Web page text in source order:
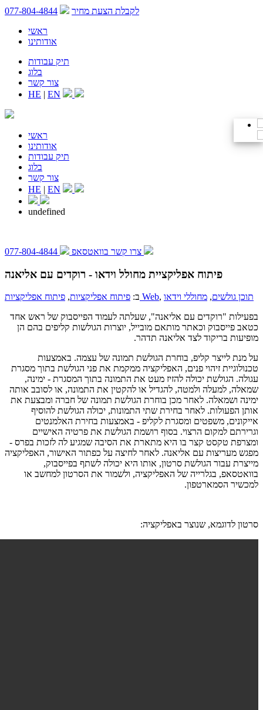
לקבלת הצעת מחיר
077-804-4844
ראשי
אודותינו
תיק עבודות
בלוג
צור קשר
HE | EN
ראשי
אודותינו
תיק עבודות
בלוג
צור קשר
HE | EN
undefined
צרו קשר בוואטסאפ 077-804-4844
פיתוח אפליקציית מחולל וידאו - רוקדים עם אליאנה
ב: פיתוח אפליקציות, פיתוח אפליקציות Web, תוכן גולשים, מחוללי וידאו
בפעילות "רוקדים עם אליאנה", שעלתה לעמוד הפייסבוק של ראש אחד
כטאב פייסבוק וכאתר מותאם מובייל, יוצרות הגולשות קליפים בהם הן
מופיעות בריקוד לצד אליאנה תדהר.
על מנת לייצר קליפ, בוחרת הגולשת תמונה של עצמה. באמצעות
טכנולוגיית זיהוי פנים, האפליקציה ממקמת את פני הגולשת בתוך מסגרת
עגולה. הגולשת יכולה להזיז מעט את התמונה בתוך המסגרת - ימינה,
שמאלה, למעלה ולמטה, להגדיל או להקטין את התמונה, או לסובב אותה
ימינה ושמאלה. לאחר מכן בוחרת הגולשת תמונה של חברה ומבצעת את
אותן הפעולות. לאחר בחירת שתי התמונות, יכולה הגולשת להוסיף
אייקונים, משפטים ומסגרת לקליפ - באמצעות בחירת האלמנטים
וגרירתם למקום הרצוי. בסוף רושמת הגולשת את פרטיה האישיים
ומצרפת טקסט קצר בו היא מתארת את הסיבה שמגיע לה לזכות בפרס -
מפגש מעריצות עם אליאנה. לאחר לחיצה על כפתור האישור, האפליקציה
מייצרת עבור הגולשת סרטון, אותו היא יכולה לשתף בפייסבוק,
בוואטסאפ, בגלרייה של האפליקציה, ולשמור את הסרטון למחשב או
למכשיר הסמארטפון.
סרטון לדוגמא, שנוצר באפליקציה: